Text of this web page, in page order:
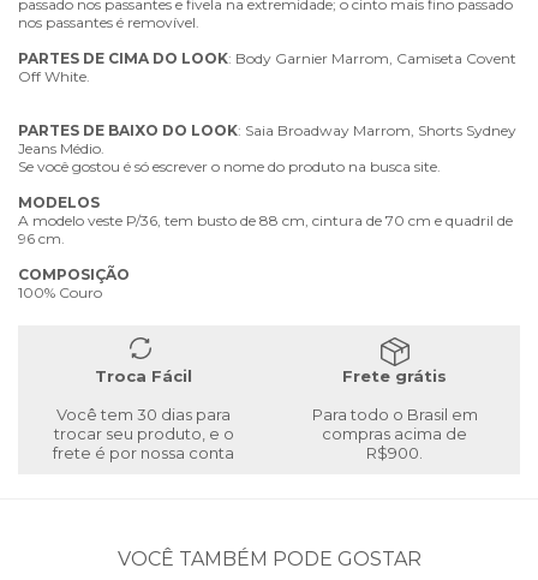
passado nos passantes e fivela na extremidade; o cinto mais fino passado
nos passantes é removível.
PARTES DE CIMA DO LOOK: Body Garnier Marrom, Camiseta Covent
Off White.
PARTES DE BAIXO DO LOOK: Saia Broadway Marrom, Shorts Sydney
Jeans Médio.
Se você gostou é só escrever o nome do produto na busca site.
MODELOS
A modelo veste P/36, tem busto de 88 cm, cintura de 70 cm e quadril de
96 cm.
COMPOSIÇÃO
100% Couro
Troca Fácil
Você tem 30 dias para
trocar seu produto, e o
frete é por nossa conta
Frete grátis
Para todo o Brasil em
compras acima de
R$900.
VOCÊ TAMBÉM PODE GOSTAR